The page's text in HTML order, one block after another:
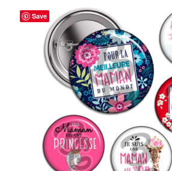
Save